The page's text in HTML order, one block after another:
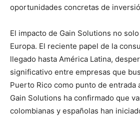
oportunidades concretas de
El impacto de Gain Solutions no
Europa. El reciente papel de la
llegado hasta América Latina,
significativo entre empresas que
Puerto Rico como punto de entrada
Gain Solutions ha confirmado que
colombianas y españolas han